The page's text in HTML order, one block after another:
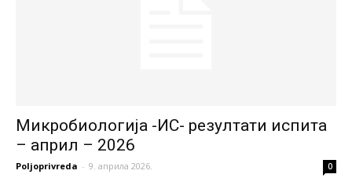
Микробиологија -ИС- резултати испита
– април – 2026
Poljoprivreda - 9. априла 2026. 0